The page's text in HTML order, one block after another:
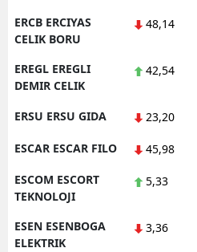
ERCB ERCIYAS
CELIK BORU
48,14
EREGL EREGLI
DEMIR CELIK
42,54
ERSU ERSU GIDA 23,20
ESCAR ESCAR FILO 45,98
ESCOM ESCORT
TEKNOLOJI
5,33
ESEN ESENBOGA
ELEKTRIK
3,36